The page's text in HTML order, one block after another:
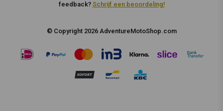
feedback? Schrijf een beoordeling!
© Copyright 2026 AdventureMotoShop.com